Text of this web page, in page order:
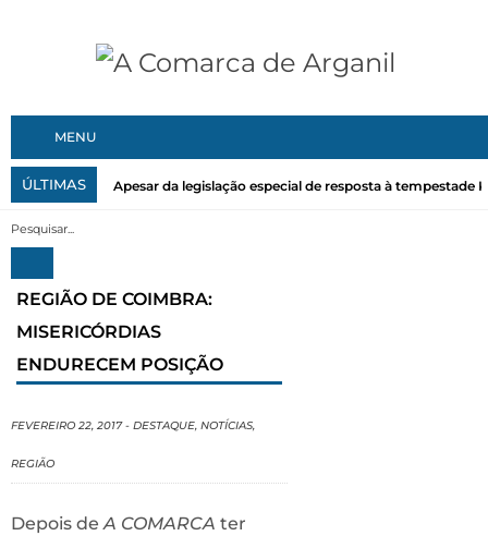
MENU
ÚLTIMAS Apesar da legislação especial de resposta à tempestade
REGIÃO DE COIMBRA:
MISERICÓRDIAS
ENDURECEM POSIÇÃO
FEVEREIRO 22, 2017 - DESTAQUE, NOTÍCIAS,
REGIÃO
Depois deA COMARCA ter